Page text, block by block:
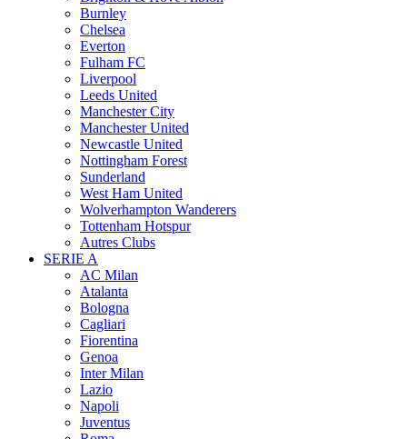
Burnley
Chelsea
Everton
Fulham FC
Liverpool
Leeds United
Manchester City
Manchester United
Newcastle United
Nottingham Forest
Sunderland
West Ham United
Wolverhampton Wanderers
Tottenham Hotspur
Autres Clubs
SERIE A
AC Milan
Atalanta
Bologna
Cagliari
Fiorentina
Genoa
Inter Milan
Lazio
Napoli
Juventus